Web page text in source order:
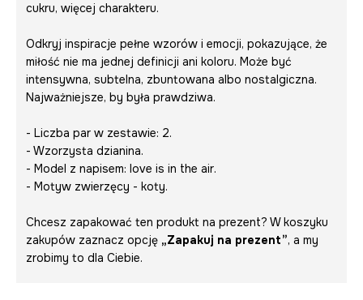
cukru, więcej charakteru.
Odkryj inspiracje pełne wzorów i emocji, pokazujące, że
miłość nie ma jednej definicji ani koloru. Może być
intensywna, subtelna, zbuntowana albo nostalgiczna.
Najważniejsze, by była prawdziwa.
- Liczba par w zestawie: 2.
- Wzorzysta dzianina.
- Model z napisem: love is in the air.
- Motyw zwierzęcy - koty.
Chcesz zapakować ten produkt na prezent? W koszyku
zakupów zaznacz opcję „Zapakuj na prezent”, a my
zrobimy to dla Ciebie.